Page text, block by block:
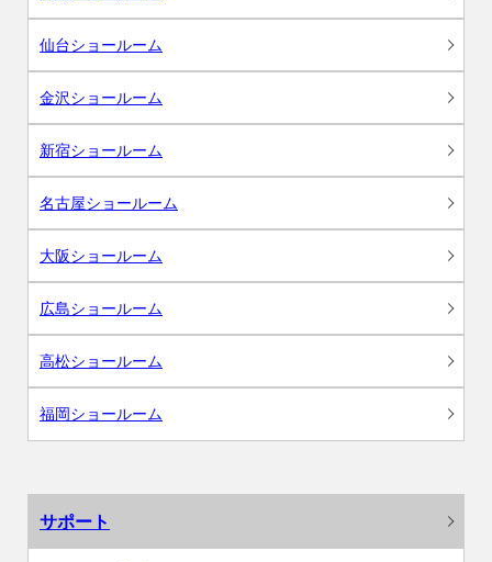
仙台ショールーム
金沢ショールーム
新宿ショールーム
名古屋ショールーム
大阪ショールーム
広島ショールーム
高松ショールーム
福岡ショールーム
サポート